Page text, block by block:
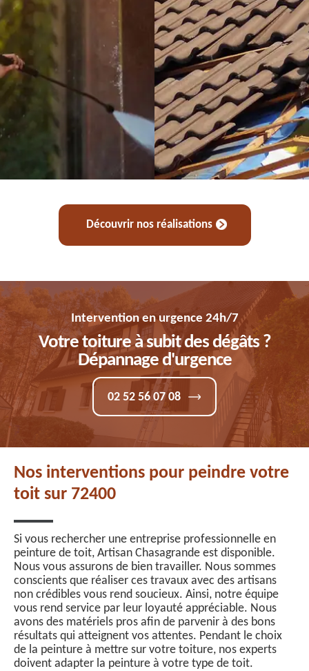
Découvrir nos réalisations
Intervention en urgence 24h/7
Votre toiture à subit des dégâts ?
Dépannage d'urgence
02 52 56 07 08
Nos interventions pour peindre votre
toit sur 72400
Si vous rechercher une entreprise professionnelle en
peinture de toit, Artisan Chasagrande est disponible.
Nous vous assurons de bien travailler. Nous sommes
conscients que réaliser ces travaux avec des artisans
non crédibles vous rend soucieux. Ainsi, notre équipe
vous rend service par leur loyauté appréciable. Nous
avons des matériels pros afin de parvenir à des bons
résultats qui atteignent vos attentes. Pendant le choix
de la peinture à mettre sur votre toiture, nos experts
doivent adapter la peinture à votre type de toit.